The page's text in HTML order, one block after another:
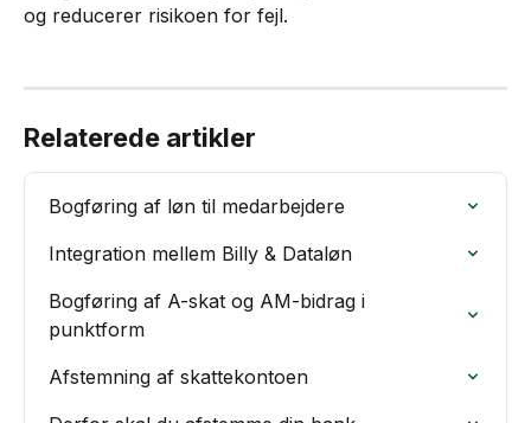
og reducerer risikoen for fejl.
Relaterede artikler
Bogføring af løn til medarbejdere
Integration mellem Billy & Dataløn
Bogføring af A-skat og AM-bidrag i
punktform
Afstemning af skattekontoen